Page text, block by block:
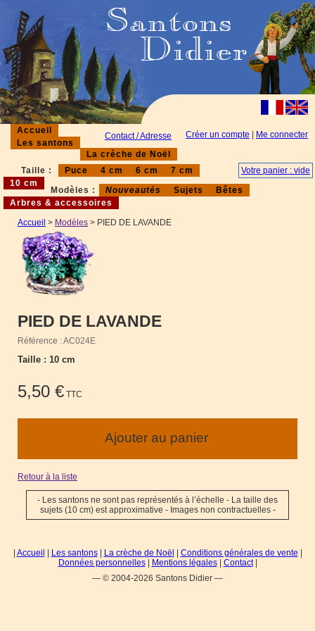
Créer un compte Me connecter
Contact / Adresse
Accueil
Les santons
La crèche de Noël
Votre panier : vide
Taille : Puce 4 cm 6 cm
7 cm
10 cm
Modèles : Nouveautés Sujets
Bêtes
Arbres & accessoires
Accueil > Modèles > PIED DE LAVANDE
PIED DE LAVANDE
Référence : AC024E
Taille : 10 cm
5,50 € TTC
Retour à la liste
- Les santons ne sont pas représentés à l’échelle - La taille des
sujets (10 cm) est approximative - Images non contractuelles -
| Accueil | Les santons| La crèche de Noël | Conditions générales de vente |
Données personnelles| Mentions légales| Contact|
— © 2004-2026 Santons Didier —